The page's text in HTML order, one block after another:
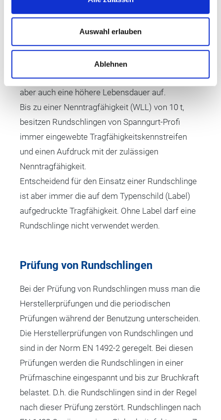
Auswahl erlauben
Ablehnen
verstärkt. Das führt dazu, dass der Garnkern an
der Last beim Ausrichten etwas „gleiten“ kann und
der Mantel nicht so schnell beschädigt wird. Da
Rundschlingen mit Doppelmantel aufwendiger
herzustellen sind, ist der Preis auch etwas höher.
Dafür weißen diese Rundschlingen in der Regel
aber auch eine höhere Lebensdauer auf.
Bis zu einer Nenntragfähigkeit (WLL) von 10 t,
besitzen Rundschlingen von Spanngurt-Profi
immer eingewebte Tragfähigkeitskennstreifen
und einen Aufdruck mit der zulässigen
Nenntragfähigkeit.
Entscheidend für den Einsatz einer Rundschlinge
ist aber immer die auf dem Typenschild (Label)
aufgedruckte Tragfähigkeit. Ohne Label darf eine
Rundschlinge nicht verwendet werden.
Prüfung von Rundschlingen
Bei der Prüfung von Rundschlingen muss man die
Herstellerprüfungen und die periodischen
Prüfungen während der Benutzung unterscheiden.
Die Herstellerprüfungen von Rundschlingen und
sind in der Norm EN 1492-2 geregelt. Bei diesen
Prüfungen werden die Rundschlingen in einer
Prüfmaschine eingespannt und bis zur Bruchkraft
belastet. D.h. die Rundschlingen sind in der Regel
nach dieser Prüfung zerstört. Rundschlingen nach